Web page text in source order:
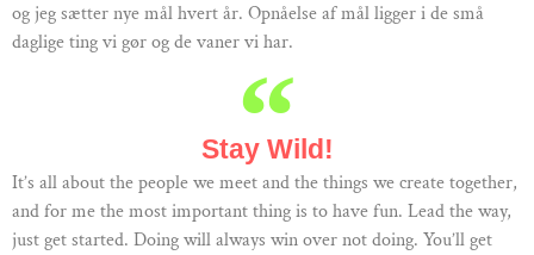
og jeg sætter nye mål hvert år. Opnåelse af mål ligger i de små
daglige ting vi gør og de vaner vi har.
Stay Wild!
It’s all about the people we meet and the things we create together,
and for me the most important thing is to have fun. Lead the way,
just get started. Doing will always win over not doing. You’ll get